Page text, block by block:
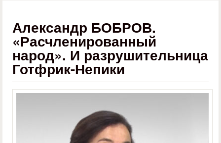
Александр БОБРОВ.
«Расчленированный
народ». И разрушительница
Готфрик-Непики